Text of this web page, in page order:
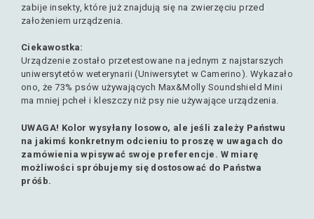
zabije insekty, które już znajdują się na zwierzęciu przed
założeniem urządzenia.
Ciekawostka:
Urządzenie zostało przetestowane na jednym z najstarszych
uniwersytetów weterynarii (Uniwersytet w Camerino). Wykazało
ono, że 73% psów używających Max&Molly Soundshield Mini
ma mniej pcheł i kleszczy niż psy nie używające urządzenia.
UWAGA! Kolor wysyłany losowo, ale jeśli zależy Państwu
na jakimś konkretnym odcieniu to proszę w uwagach do
zamówienia wpisywać swoje preferencje. W miarę
możliwości spróbujemy się dostosować do Państwa
próśb.